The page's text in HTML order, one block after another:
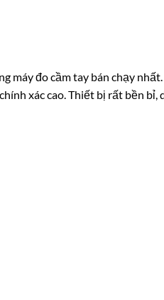
máy đo cầm tay bán chạy
xác cao. Thiết bị rất bền bỉ,